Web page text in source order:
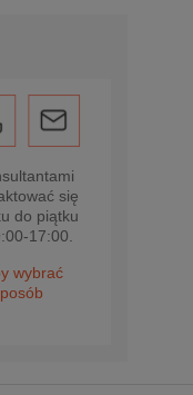
się
do piątku
17:00.
wybrać